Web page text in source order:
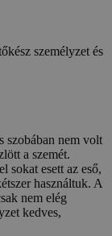
személyzet és
szobában nem volt
a szemét.
sokat esett az eső,
használtuk. A
nem elég
kedves,